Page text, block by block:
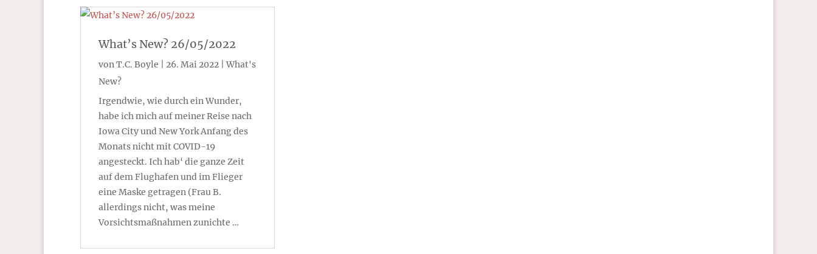
What’s New? 26/05/2022
vonT.C. Boyle 26. Mai 2022 |What's
New?
Irgendwie, wie durch ein Wunder,
habe ich mich auf meiner Reise nach
Iowa City und New York Anfang des
Monats nicht mit COVID-19
angesteckt. Ich hab‘ die ganze Zeit
auf dem Flughafen und im Flieger
eine Maske getragen (Frau B.
allerdings nicht, was meine
Vorsichtsmaßnahmen zunichte …